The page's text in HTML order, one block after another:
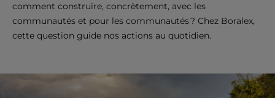
comment construire, concrètement, avec les
communautés et pour les communautés ? Chez Boralex,
cette question guide nos actions au quotidien.